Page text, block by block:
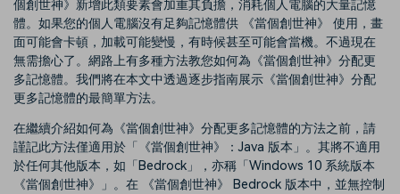
個創世神》新增此類要素會加重其負擔，消耗個人電腦的大量記憶
體。如果您的個人電腦沒有足夠記憶體供 《當個創世神》 使用，畫
面可能會卡頓，加載可能變慢，有時候甚至可能會當機。不過現在
無需擔心了。網路上有多種方法教您如何為《當個創世神》分配更
多記憶體。我們將在本文中透過逐步指南展示《當個創世神》分配
更多記憶體的最簡單方法。
在繼續介紹如何為《當個創世神》分配更多記憶體的方法之前，請
謹記此方法僅適用於「《當個創世神》：Java 版本」。其將不適用
於任何其他版本，如「Bedrock」，亦稱「Windows 10 系統版本
《當個創世神》」。在 《當個創世神》 Bedrock 版本中，並無控制